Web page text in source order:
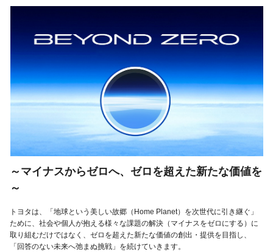
～マイナスからゼロへ、ゼロを超えた新たな価値を
～
トヨタは、「地球という美しい故郷（Home Planet）を次世代に引き継ぐ」
ために、社会や個人が抱える様々な課題の解決（マイナスをゼロにする）に
取り組むだけではなく、ゼロを超えた新たな価値の創出・提供を目指し、
「回答のない未来へ弛まぬ挑戦」を続けていきます。